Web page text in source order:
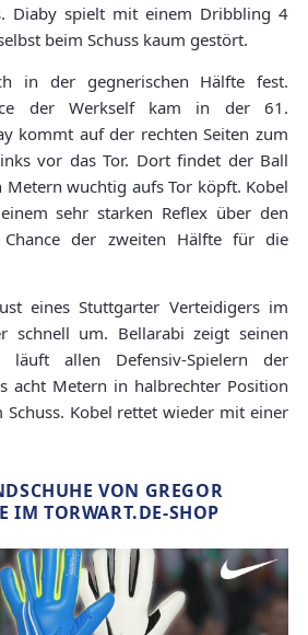
Diaby spielt mit einem Dribbling 4
beim Schuss kaum gestört.
in der gegnerischen Hälfte fest.
der Werkself kam in der 61.
kommt auf der rechten Seiten zum
vor das Tor. Dort findet der Ball
Metern wuchtig aufs Tor köpft. Kobel
sehr starken Reflex über den
Chance der zweiten Hälfte für die
eines Stuttgarter Verteidigers im
schnell um. Bellarabi zeigt seinen
läuft allen Defensiv-Spielern der
acht Metern in halbrechter Position
Kobel rettet wieder mit einer
VON GREGOR
IM TORWART.DE-SHOP